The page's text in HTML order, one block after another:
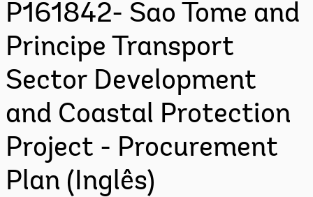
P161842- Sao Tome and
Principe Transport
Sector Development
and Coastal Protection
Project - Procurement
Plan (Inglês)